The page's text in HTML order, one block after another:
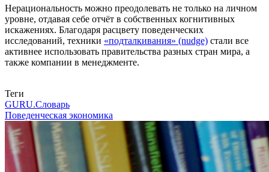
Нерациональность можно преодолевать не только на личном
уровне, отдавая себе отчёт в собственных когнитивных
искажениях. Благодаря расцвету поведенческих
исследований, техники «подталкивания» (nudge) стали все
активнее использовать правительства разных стран мира, а
также компании в менеджменте.
Теги
GURU.Словарь
Поведенческая экономика